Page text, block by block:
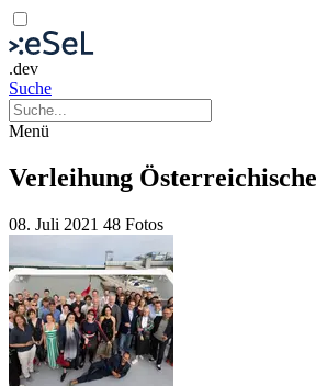
.dev
Suche
Menü
Verleihung
08. Juli 2021 48 Fotos